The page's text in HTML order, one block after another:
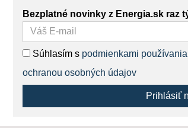
Bezplatné novinky z Energia.sk raz
Súhlasím s podmienkami používania
ochranou osobných údajov
Prihlásiť